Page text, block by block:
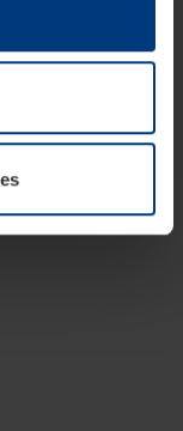
for drift av
helst endre eller
på